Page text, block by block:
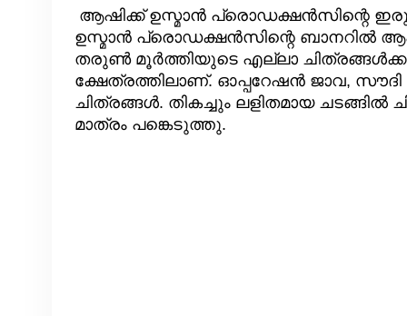
ആഷിക്ക് ഉസ്മാൻ പ്രൊഡക്ഷൻസിന്റെ
ഉസ്മാൻ പ്രൊഡക്ഷൻസിന്റെ ബാനറിൽ
തരുൺ മൂർത്തിയുടെ എല്ലാ ചിത്രങ്ങൾക്കും
ക്ഷേത്രത്തിലാണ്. ഓപ്പറേഷൻ ജാവ,
ചിത്രങ്ങൾ. തികച്ചും ലളിതമായ
മാത്രം പങ്കെടുത്തു.